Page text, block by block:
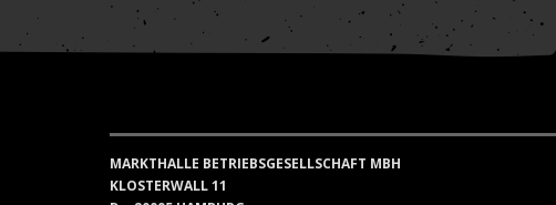
MARKTHALLE BETRIEBSGESELLSCHAFT MBH
KLOSTERWALL 11